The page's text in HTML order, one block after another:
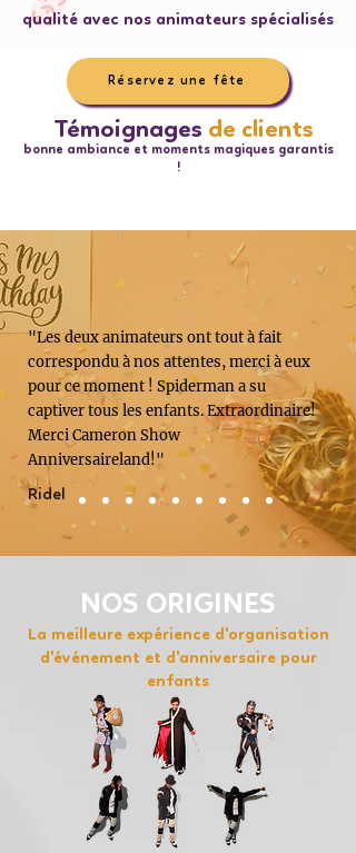
qualité avec nos animateurs spécialisés
Réservez une fête
bonne ambiance et moments magiques garantis
!
Témoignages de clients
"Les deux animateurs ont tout à fait
correspondu à nos attentes, merci à eux
pour ce moment ! Spiderman a su
captiver tous les enfants. Extraordinaire!
Merci Cameron Show
Anniversaireland!"
Ridel
NOS ORIGINES
La meilleure expérience d'organisation
d'événement et d'anniversaire pour
enfants